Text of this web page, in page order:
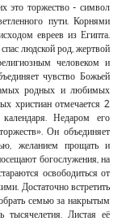
это торжество - символ
пути. Корнями
евреев из Египта.
людской род, жертвой
человеком и
чувство Божьей
родных и любимых
христиан отмечается 2
Недаром его
Он объединяет
желанием прощать и
богослужения, на
освободиться от
Достаточно встретить
семью за накрытым
тысячелетия. Листая её